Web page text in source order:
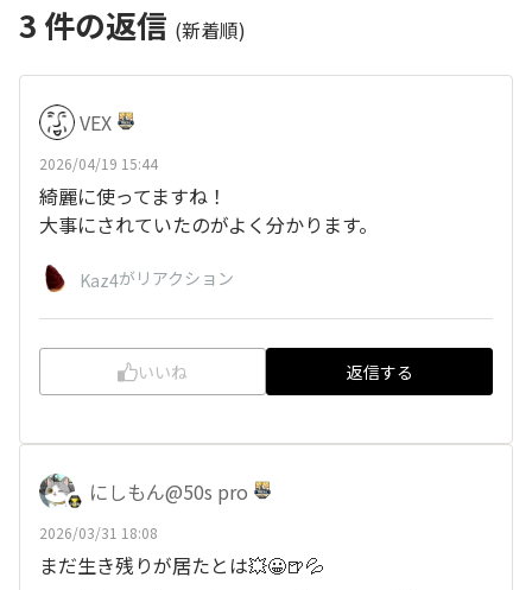
3 件の返信 (新着順)
VEX
2026/04/19 15:44
綺麗に使ってますね！
大事にされていたのがよく分かります。
Kaz4がリアクション
いいね 返信する
にしもん@50s pro
2026/03/31 18:08
まだ生き残りが居たとは💥😀🍺💦